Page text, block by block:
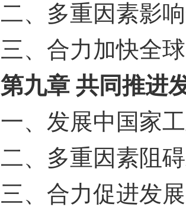
二、多重因素影
三、合力加快全
第九章 共同推进
一、发展中国家
二、多重因素阻
三、合力促进发